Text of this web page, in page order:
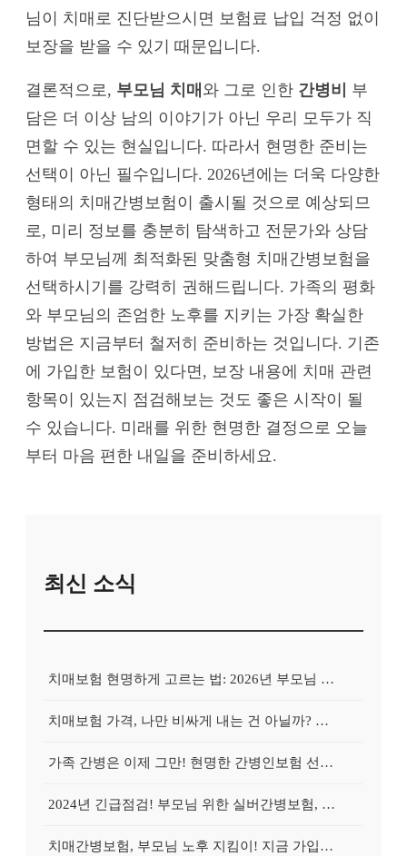
님이 치매로 진단받으시면 보험료 납입 걱정 없이
보장을 받을 수 있기 때문입니다.
결론적으로, 부모님 치매 와 그로 인한 간병비
부
담은 더 이상 남의 이야기가 아닌 우리 모두가 직
면할 수 있는 현실입니다. 따라서 현명한 준비는
선택이 아닌 필수입니다. 2026년에는 더욱 다양한
형태의 치매간병보험이 출시될 것으로 예상되므
로, 미리 정보를 충분히 탐색하고 전문가와 상담
하여 부모님께 최적화된 맞춤형 치매간병보험을
선택하시기를 강력히 권해드립니다. 가족의 평화
와 부모님의 존엄한 노후를 지키는 가장 확실한
방법은 지금부터 철저히 준비하는 것입니다. 기존
에 가입한 보험이 있다면, 보장 내용에 치매 관련
항목이 있는지 점검해보는 것도 좋은 시작이 될
수 있습니다. 미래를 위한 현명한 결정으로 오늘
부터 마음 편한 내일을 준비하세요.
최신 소식
치매보험 현명하게 고르는 법: 2026년 부모님 치매, 지금 대비하면 늦지 않아요!
치매보험 가격, 나만 비싸게 내는 건 아닐까? 꼼꼼 비교로 보험료 '확' 낮추는 비법 공개!
가족 간병은 이제 그만! 현명한 간병인보험 선택 가이드: 2026년 대비 필수
2024년 긴급점검! 부모님 위한 실버간병보험, 지금 가입해야 하는 이유
치매간병보험, 부모님 노후 지킴이! 지금 가입하면 월 보험료 반값 혜택?